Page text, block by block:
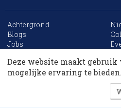
Achtergrond
Blogs
Jobs
Archief
Website is
Deze website maakt gebruik
mogelijke ervaring te bieden.
10 collega’s
Korting op events